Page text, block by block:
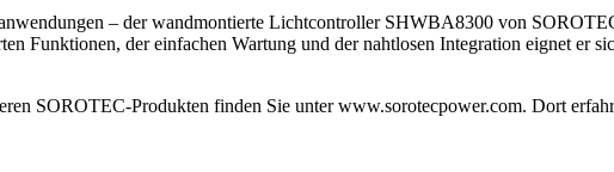
– der wandmontierte Lichtcontroller SHWBA8300 von
Funktionen, der einfachen Wartung und der nahtlosen Integration eignet er
SOROTEC-Produkten finden Sie unter www.sorotecpower.com. Dort